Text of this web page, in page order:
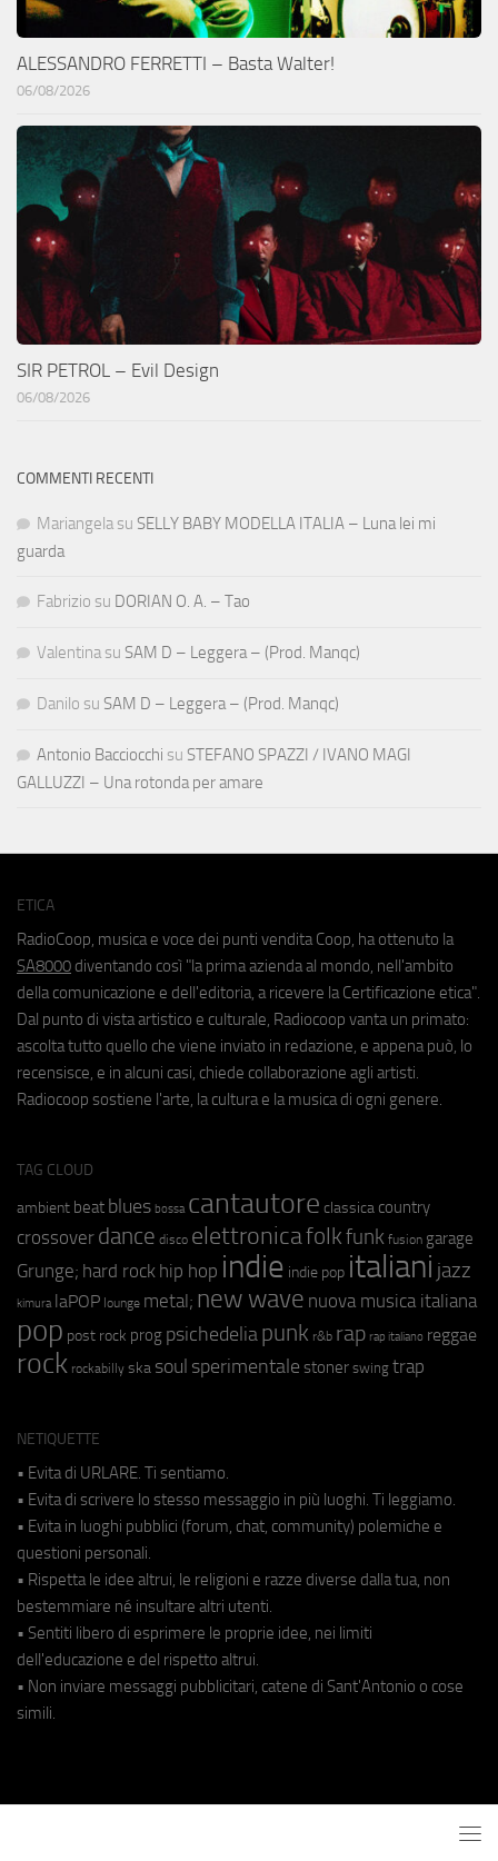
ALESSANDRO FERRETTI – Basta Walter!
06/08/2026
SIR PETROL – Evil Design
06/08/2026
COMMENTI RECENTI
Mariangela su SELLY BABY MODELLA ITALIA – Luna lei mi
guarda
Fabrizio su DORIAN O. A. – Tao
Valentina su SAM D – Leggera – (Prod. Manqc)
Danilo su SAM D – Leggera – (Prod. Manqc)
Antonio Bacciocchi su STEFANO SPAZZI / IVANO MAGI
GALLUZZI – Una rotonda per amare
ETICA
RadioCoop, musica e voce dei punti vendita Coop, ha ottenuto la
SA8000 diventando così "la prima azienda al mondo, nell'ambito
della comunicazione e dell'editoria, a ricevere la Certificazione etica".
Dal punto di vista artistico e culturale, Radiocoop vanta un primato:
ascolta tutto quello che viene inviato in redazione, e appena può, lo
recensisce, e in alcuni casi, chiede collaborazione agli artisti.
Radiocoop sostiene l'arte, la cultura e la musica di ogni genere.
TAG CLOUD
ambient beat blues bossa cantautore classica country
crossover dance disco elettronicafolkfunk fusion garage
Grunge; hard rock hip hop indie indie pop italiani jazz
kimura laPOP lounge metal; new wave nuova musica italiana
pop post rock prog psichedeliapunk r&b rap rap italiano reggae
rock rockabilly ska soul sperimentale stoner swing trap
NETIQUETTE
• Evita di URLARE. Ti sentiamo.
• Evita di scrivere lo stesso messaggio in più luoghi. Ti leggiamo.
• Evita in luoghi pubblici (forum, chat, community) polemiche e
questioni personali.
• Rispetta le idee altrui, le religioni e razze diverse dalla tua, non
bestemmiare né insultare altri utenti.
• Sentiti libero di esprimere le proprie idee, nei limiti
dell'educazione e del rispetto altrui.
• Non inviare messaggi pubblicitari, catene di Sant'Antonio o cose
simili.